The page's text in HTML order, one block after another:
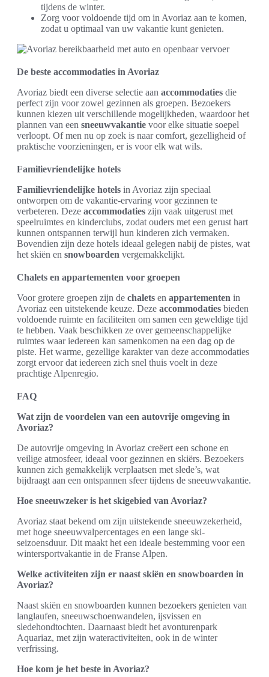
tijdens de winter.
Zorg voor voldoende tijd om in Avoriaz aan te komen,
zodat u optimaal van uw vakantie kunt genieten.
De beste accommodaties in Avoriaz
Avoriaz biedt een diverse selectie aan accommodaties die
perfect zijn voor zowel gezinnen als groepen. Bezoekers
kunnen kiezen uit verschillende mogelijkheden, waardoor het
plannen van een sneeuwvakantie voor elke situatie soepel
verloopt. Of men nu op zoek is naar comfort, gezelligheid of
praktische voorzieningen, er is voor elk wat wils.
Familievriendelijke hotels
Familievriendelijke hotels in Avoriaz zijn speciaal
ontworpen om de vakantie-ervaring voor gezinnen te
verbeteren. Deze accommodaties zijn vaak uitgerust met
speelruimtes en kinderclubs, zodat ouders met een gerust hart
kunnen ontspannen terwijl hun kinderen zich vermaken.
Bovendien zijn deze hotels ideaal gelegen nabij de pistes, wat
het skiën en snowboarden vergemakkelijkt.
Chalets en appartementen voor groepen
Voor grotere groepen zijn de chalets en appartementen in
Avoriaz een uitstekende keuze. Deze accommodaties bieden
voldoende ruimte en faciliteiten om samen een geweldige tijd
te hebben. Vaak beschikken ze over gemeenschappelijke
ruimtes waar iedereen kan samenkomen na een dag op de
piste. Het warme, gezellige karakter van deze accommodaties
zorgt ervoor dat iedereen zich snel thuis voelt in deze
prachtige Alpenregio.
FAQ
Wat zijn de voordelen van een autovrije omgeving in
Avoriaz?
De autovrije omgeving in Avoriaz creëert een schone en
veilige atmosfeer, ideaal voor gezinnen en skiërs. Bezoekers
kunnen zich gemakkelijk verplaatsen met slede’s, wat
bijdraagt aan een ontspannen sfeer tijdens de sneeuwvakantie.
Hoe sneeuwzeker is het skigebied van Avoriaz?
Avoriaz staat bekend om zijn uitstekende sneeuwzekerheid,
met hoge sneeuwvalpercentages en een lange ski-
seizoensduur. Dit maakt het een ideale bestemming voor een
wintersportvakantie in de Franse Alpen.
Welke activiteiten zijn er naast skiën en snowboarden in
Avoriaz?
Naast skiën en snowboarden kunnen bezoekers genieten van
langlaufen, sneeuwschoenwandelen, ijsvissen en
sledehondtochten. Daarnaast biedt het avonturenpark
Aquariaz, met zijn wateractiviteiten, ook in de winter
verfrissing.
Hoe kom je het beste in Avoriaz?